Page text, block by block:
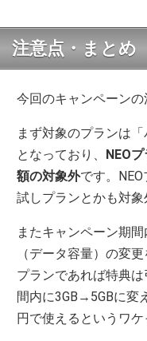
注意点・まとめ
今回のキャンペーンの
まず対象のプランは
となっており、
NEO
額の対象外です。
試しプランとかも対象
またキャンペーン期
（データ容量）の変
プランであれば特典
間内に3GB→5GBに変
円で使えるというワケ